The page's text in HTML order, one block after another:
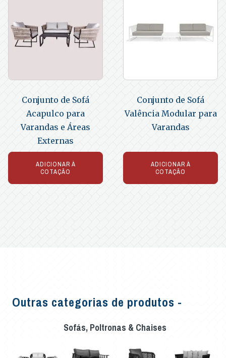
Conjunto de Sofá
Acapulco para
Varandas e Áreas
Externas
ADICIONAR À
COTAÇÃO
Conjunto de Sofá
Valência Modular para
Varandas
ADICIONAR À
COTAÇÃO
Outras categorias de produtos -
Sofás, Poltronas & Chaises